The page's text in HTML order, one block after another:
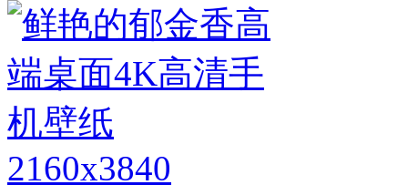
2160x3840